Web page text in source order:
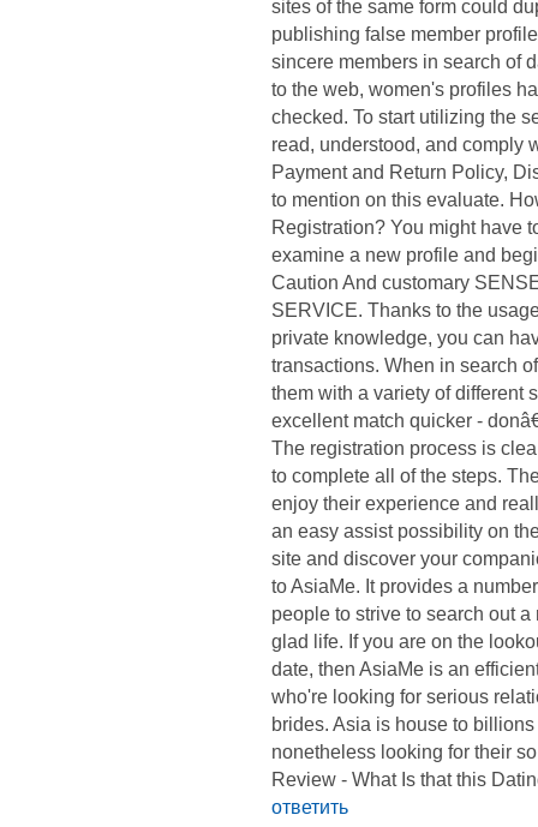
sites of the same form could
publishing false member
sincere members in search of
to the web, women's profiles
checked. To start utilizing the
read, understood, and comply
Payment and Return Policy,
to mention on this evaluate.
Registration? You might have
examine a new profile and
Caution And customary
SERVICE. Thanks to the
private knowledge, you can
transactions. When in search
them with a variety of different
excellent match quicker -
The registration process is
to complete all of the steps.
enjoy their experience and
an easy assist possibility on
site and discover your
to AsiaMe. It provides a
people to strive to search out
glad life. If you are on the
date, then AsiaMe is an
who're looking for serious
brides. Asia is house to
nonetheless looking for their
Review - What Is that this
ответить